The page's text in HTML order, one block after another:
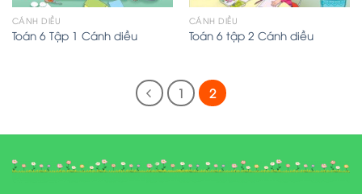
CÁNH DIỀU
Toán 6 Tập 1 Cánh diều
CÁNH DIỀU
Toán 6 tập 2 Cánh diều
1 2